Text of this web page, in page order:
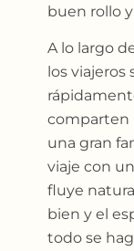
buen rollo
A lo largo
los viajeros
comparten
una gran
viaje con
fluye
bien y el
todo se